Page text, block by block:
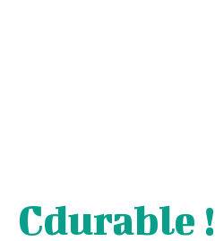
Cdurable !